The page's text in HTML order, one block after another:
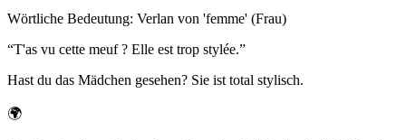
Wörtliche Bedeutung: Verlan von 'femme' (Frau)
“T'as vu cette meuf ? Elle est trop stylée.”
Hast du das Mädchen gesehen? Sie ist total stylisch.
🌍